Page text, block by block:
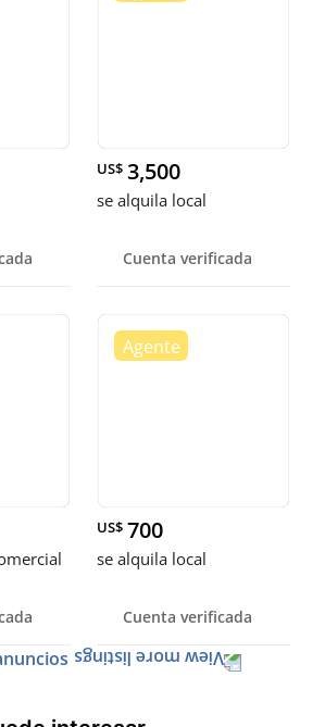
US$ 3,500
se alquila local
Cuenta verificada
US$ 700
se alquila local
Cuenta verificada